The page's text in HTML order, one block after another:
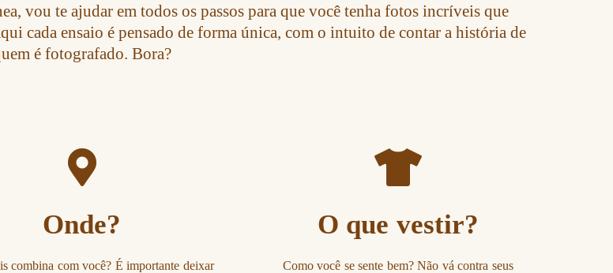
vou te ajudar em todos os passos para que você tenha fotos incríveis que
cada ensaio é pensado de forma única, com o intuito de contar a história de
é fotografado. Bora?
Onde?
combina com você? É importante deixar
O que vestir?
Como você se sente bem? Não vá contra seus